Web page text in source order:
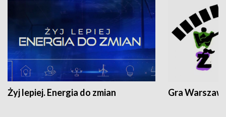
Żyj lepiej. Energia do zmian Gra